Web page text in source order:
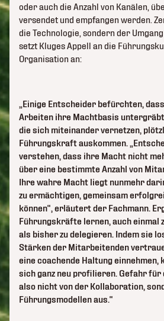
oder auch die Anzahl von Kanälen,
versendet und empfangen werden.
die Technologie, sondern der
setzt Kluges Appell an die
Organisation an:
„Einige Entscheider befürchten,
Arbeiten ihre Machtbasis
die sich miteinander vernetzen,
Führungskraft auskommen.
verstehen, dass ihre Macht nicht
über eine bestimmte Anzahl von
Ihre wahre Macht liegt nunmehr
zu ermächtigen, gemeinsam
können“, erläutert der Fachmann.
Führungskräfte lernen, auch einmal
als bisher zu delegieren. Indem sie
Stärken der Mitarbeitenden
eine coachende Haltung einnehmen,
sich ganz neu profilieren. Gefahr für
also nicht von der Kollaboration,
Führungsmodellen aus.“